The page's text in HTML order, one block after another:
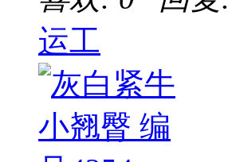
运工